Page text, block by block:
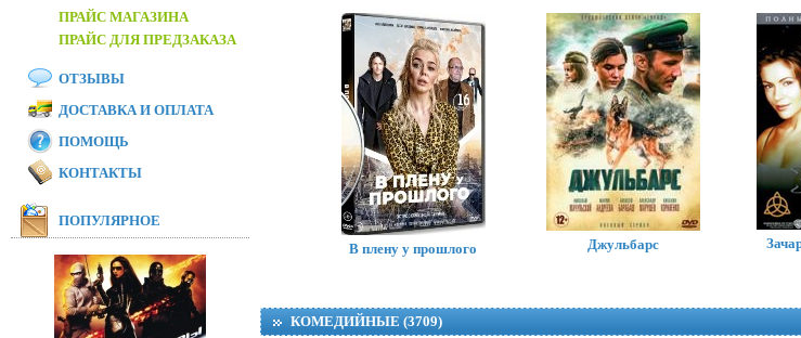
В плену у прошлого Джульбарс
КОМЕДИЙНЫЕ (3709)
ПРАЙС МАГАЗИНА
ПРАЙС ДЛЯ ПРЕДЗАКАЗА
ОТЗЫВЫ
ДОСТАВКА И ОПЛАТА
ПОМОЩЬ
КОНТАКТЫ
ПОПУЛЯРНОЕ